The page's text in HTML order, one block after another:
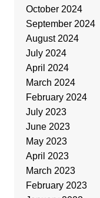
October 2024
September 2024
August 2024
July 2024
April 2024
March 2024
February 2024
July 2023
June 2023
May 2023
April 2023
March 2023
February 2023